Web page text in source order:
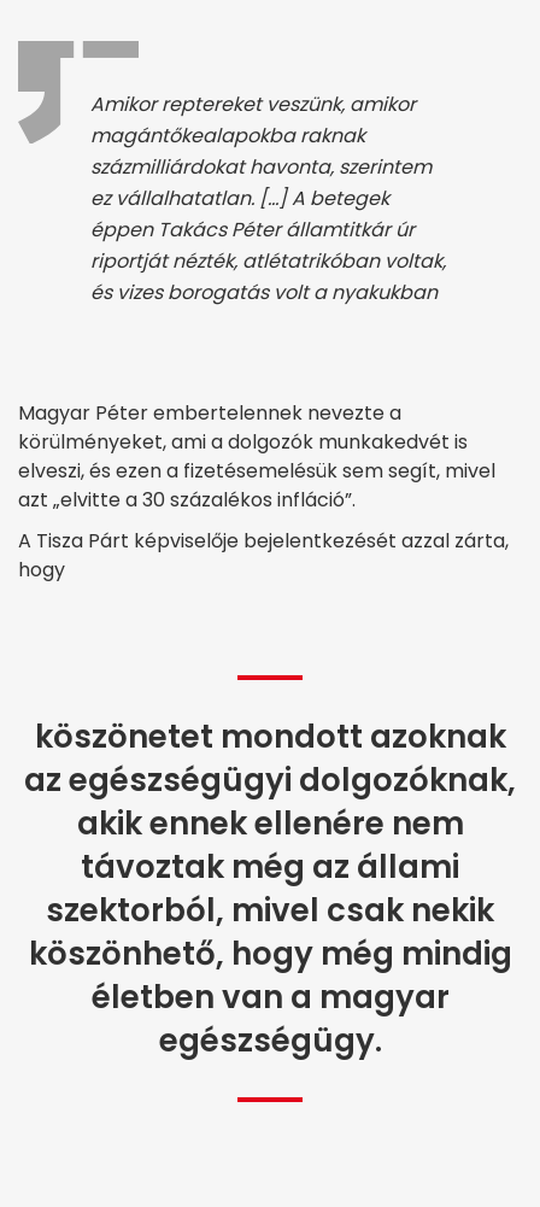
Amikor reptereket veszünk, amikor
magántőkealapokba raknak
százmilliárdokat havonta, szerintem
ez vállalhatatlan. […] A betegek
éppen Takács Péter államtitkár úr
riportját nézték, atlétatrikóban voltak,
és vizes borogatás volt a nyakukban
Magyar Péter embertelennek nevezte a
körülményeket, ami a dolgozók munkakedvét is
elveszi, és ezen a fizetésemelésük sem segít, mivel
azt „elvitte a 30 százalékos infláció”.
A Tisza Párt képviselője bejelentkezését azzal zárta,
hogy
köszönetet mondott azoknak
az egészségügyi dolgozóknak,
akik ennek ellenére nem
távoztak még az állami
szektorból, mivel csak nekik
köszönhető, hogy még mindig
életben van a magyar
egészségügy.